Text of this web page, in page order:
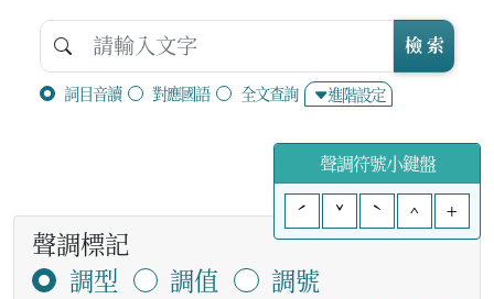
詞目音讀 對應國語 全文查詢 進階設定
檢 索
聲調符號小鍵盤
ˊ
ˇ ˋ ^ +
聲調標記
調型
調值
調號